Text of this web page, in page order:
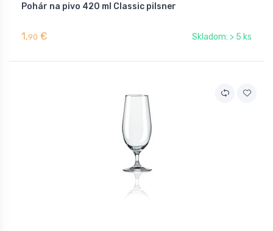
Pohár na pivo 420 ml Classic pilsner
1,90 € Skladom: > 5 ks